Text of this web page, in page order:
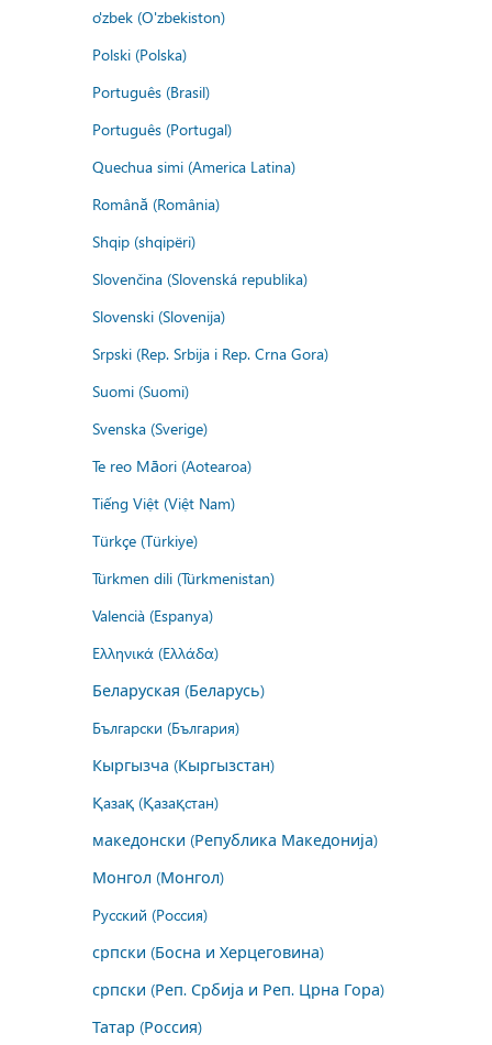
o'zbek (O'zbekiston)
Polski (Polska)
Português (Brasil)
Português (Portugal)
Quechua simi (America Latina)
Română (România)
Shqip (shqipëri)
Slovenčina (Slovenská republika)
Slovenski (Slovenija)
Srpski (Rep. Srbija i Rep. Crna Gora)
Suomi (Suomi)
Svenska (Sverige)
Te reo Māori (Aotearoa)
Tiếng Việt (Việt Nam)
Türkçe (Türkiye)
Türkmen dili (Türkmenistan)
Valencià (Espanya)
Ελληνικά (Ελλάδα)
Беларуская (Беларусь)
Български (България)
Кыргызча (Кыргызстан)
Қазақ (Қазақстан)
македонски (Република Македонија)
Монгол (Монгол)
Русский (Россия)
српски (Босна и Херцеговина)
српски (Реп. Србија и Реп. Црна Гора)
Татар (Россия)